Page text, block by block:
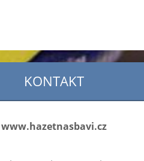
KONTAKT
www.hazetnasbavi.cz